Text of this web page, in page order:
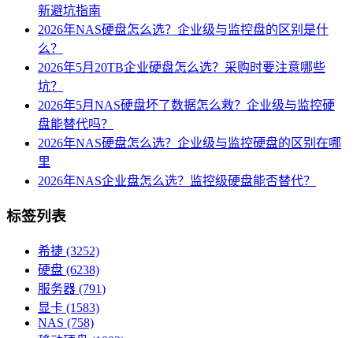
新避坑指南
2026年NAS硬盘怎么选？企业级与监控盘的区别是什
么？
2026年5月20TB企业硬盘怎么选？采购时要注意哪些
坑？
2026年5月NAS硬盘坏了数据怎么救？企业级与监控硬
盘能替代吗？
2026年NAS硬盘怎么选？企业级与监控硬盘的区别在哪
里
2026年NAS企业盘怎么选？监控级硬盘能否替代？
标签列表
希捷 (3252)
硬盘 (6238)
服务器 (791)
显卡 (1583)
NAS (758)